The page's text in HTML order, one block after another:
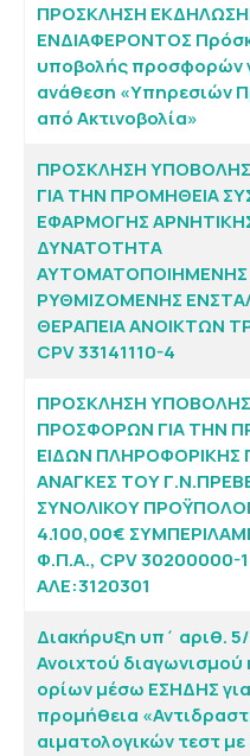
ΠΡΟΣΚΛΗΣΗ
ΕΝΔΙΑΦΕΡΟΝΤΟΣ
υποβολής προσφορών
ανάθεση «Υπηρεσιών
από Ακτινοβολία»
ΠΡΟΣΚΛΗΣΗ
ΓΙΑ ΤΗΝ ΠΡΟΜΗΘΕΙΑ
ΕΦΑΡΜΟΓΗΣ
ΔΥΝΑΤΟΤΗΤΑ
ΑΥΤΟΜΑΤΟΠΟΙΗΜΕΝΗΣ
ΡΥΘΜΙΖΟΜΕΝΗΣ
ΘΕΡΑΠΕΙΑ ΑΝΟΙΚΤΩΝ
CPV 33141110-4
ΠΡΟΣΚΛΗΣΗ ΥΠΟΒΟΛΗΣ
ΠΡΟΣΦΟΡΩΝ ΓΙΑ ΤΗΝ
ΕΙΔΩΝ ΠΛΗΡΟΦΟΡΙΚΗΣ
ΑΝΑΓΚΕΣ ΤΟΥ
ΣΥΝΟΛΙΚΟΥ
4.100,00€
Φ.Π.Α., CPV 30200000-
ΑΛΕ:3120301
Διακήρυξη υπ΄ αριθ.
Ανοιχτού
ορίων μέσω ΕΣΗΔΗΣ
προμήθεια
αιματολογικών τεστ